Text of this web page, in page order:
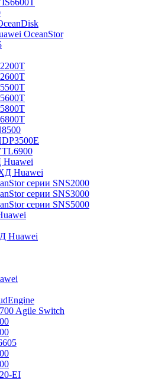
OceanStor
Huawei
серии SNS2000
серии SNS3000
серии SNS5000
Huawei
Agile Switch
EI